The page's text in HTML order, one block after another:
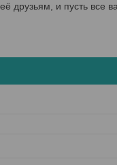
друзьям, и пусть